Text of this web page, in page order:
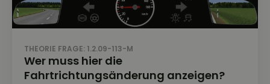
THEORIE FRAGE: 1.2.09-113-M
Wer muss hier die
Fahrtrichtungsänderung anzeigen?